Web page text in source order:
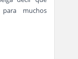
muchos